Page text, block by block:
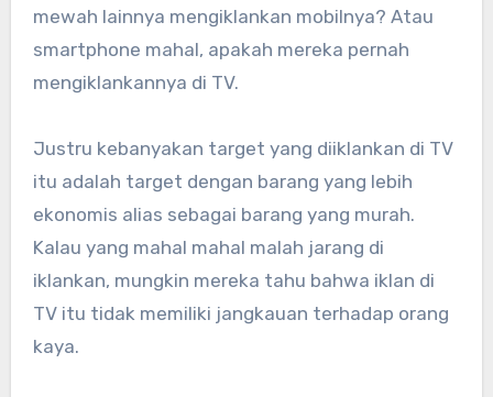
mewah lainnya mengiklankan mobilnya? Atau
smartphone mahal, apakah mereka pernah
mengiklankannya di TV.
Justru kebanyakan target yang diiklankan di TV
itu adalah target dengan barang yang lebih
ekonomis alias sebagai barang yang murah.
Kalau yang mahal mahal malah jarang di
iklankan, mungkin mereka tahu bahwa iklan di
TV itu tidak memiliki jangkauan terhadap orang
kaya.